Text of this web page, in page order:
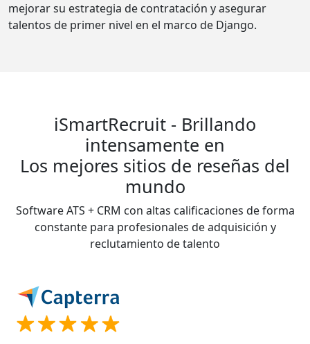
mejorar su estrategia de contratación y asegurar
talentos de primer nivel en el marco de Django.
iSmartRecruit - Brillando
intensamente en
Los mejores sitios de reseñas del
mundo
Software ATS + CRM con altas calificaciones de forma
constante para profesionales de adquisición y
reclutamiento de talento